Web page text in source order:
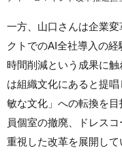
一方、山口さんは企業
クトでのAI全社導入の
時間削減という成果に
は組織文化にあると提
敏な文化」への転換を
員個室の撤廃、ドレス
重視した改革を展開して